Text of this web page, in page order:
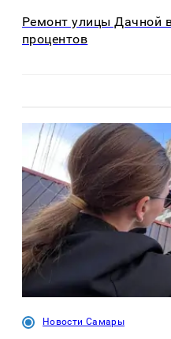
Ремонт улицы Дачной
процентов
Новости Самары